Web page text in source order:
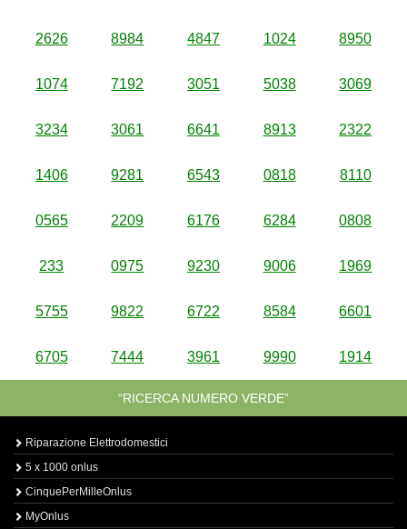
2626 8984 4847 1024 8950
1074 7192 3051 5038 3069
3234 3061 6641 8913 2322
1406 9281 6543 0818 8110
0565 2209 6176 6284 0808
233 0975 9230 9006 1969
5755 9822 6722 8584 6601
6705 7444 3961 9990 1914
“RICERCA NUMERO VERDE”
Riparazione Elettrodomestici
5 x 1000 onlus
CinquePerMilleOnlus
MyOnlus